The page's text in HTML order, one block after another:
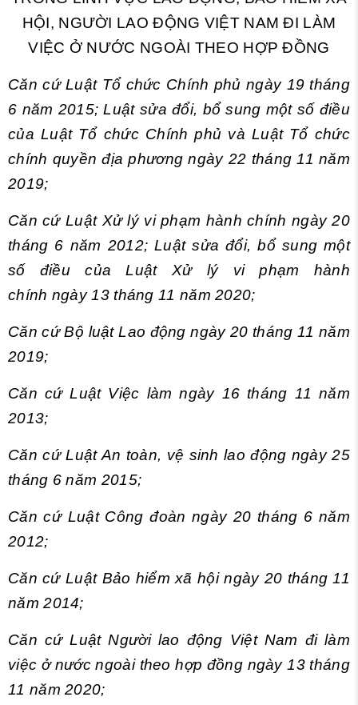
HỘI, NGƯỜI LAO ĐỘNG VIỆT NAM ĐI LÀM
VIỆC Ở NƯỚC NGOÀI THEO HỢP ĐỒNG
Căn cứ Luật Tổ chức Chính phủ ngày 19 tháng
6 năm 2015; Luật sửa đổi, bổ sung một số điều
của Luật Tổ chức Chính phủ và Luật Tổ chức
chính quyền địa phương ngày 22 tháng 11 năm
2019;
Căn cứ Luật Xử lý vi phạm hành chính ngày 20
tháng 6 năm 2012; Luật sửa đổi, bổ sung một
số điều của Luật Xử lý vi phạm hành
chính ngày 13 tháng 11 năm 2020;
Căn cứ Bộ luật Lao động ngày 20 tháng 11 năm
2019;
Căn cứ Luật Việc làm ngày 16 tháng 11 năm
2013;
Căn cứ Luật An toàn, vệ sinh lao động ngày 25
tháng 6 năm 2015;
Căn cứ Luật Công đoàn ngày 20 tháng 6 năm
2012;
Căn cứ Luật Bảo hiểm xã hội ngày 20 tháng 11
năm 2014;
Căn cứ Luật Người lao động Việt Nam đi làm
việc ở nước ngoài theo hợp đồng ngày 13 tháng
11 năm 2020;